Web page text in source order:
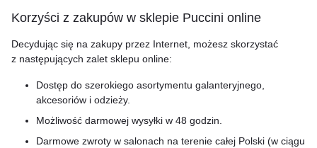
Korzyści z zakupów w sklepie Puccini online
Decydując się na zakupy przez Internet, możesz skorzystać
z następujących zalet sklepu online:
Dostęp do szerokiego asortymentu galanteryjnego,
akcesoriów i odzieży.
Możliwość darmowej wysyłki w 48 godzin.
Darmowe zwroty w salonach na terenie całej Polski (w ciągu